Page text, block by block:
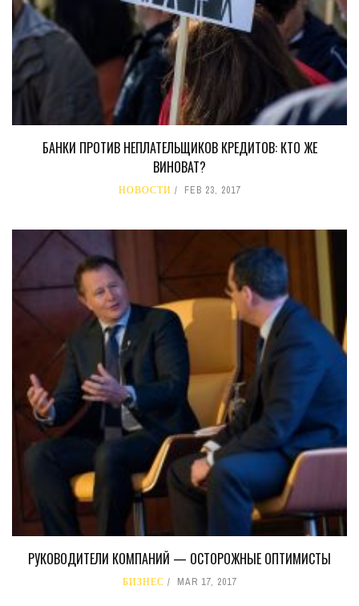
БАНКИ ПРОТИВ НЕПЛАТЕЛЬЩИКОВ КРЕДИТОВ: КТО ЖЕ
ВИНОВАТ?
НОВОСТИ FEB 23, 2017
РУКОВОДИТЕЛИ КОМПАНИЙ — ОСТОРОЖНЫЕ ОПТИМИСТЫ
БИЗНЕС MAR 17, 2017